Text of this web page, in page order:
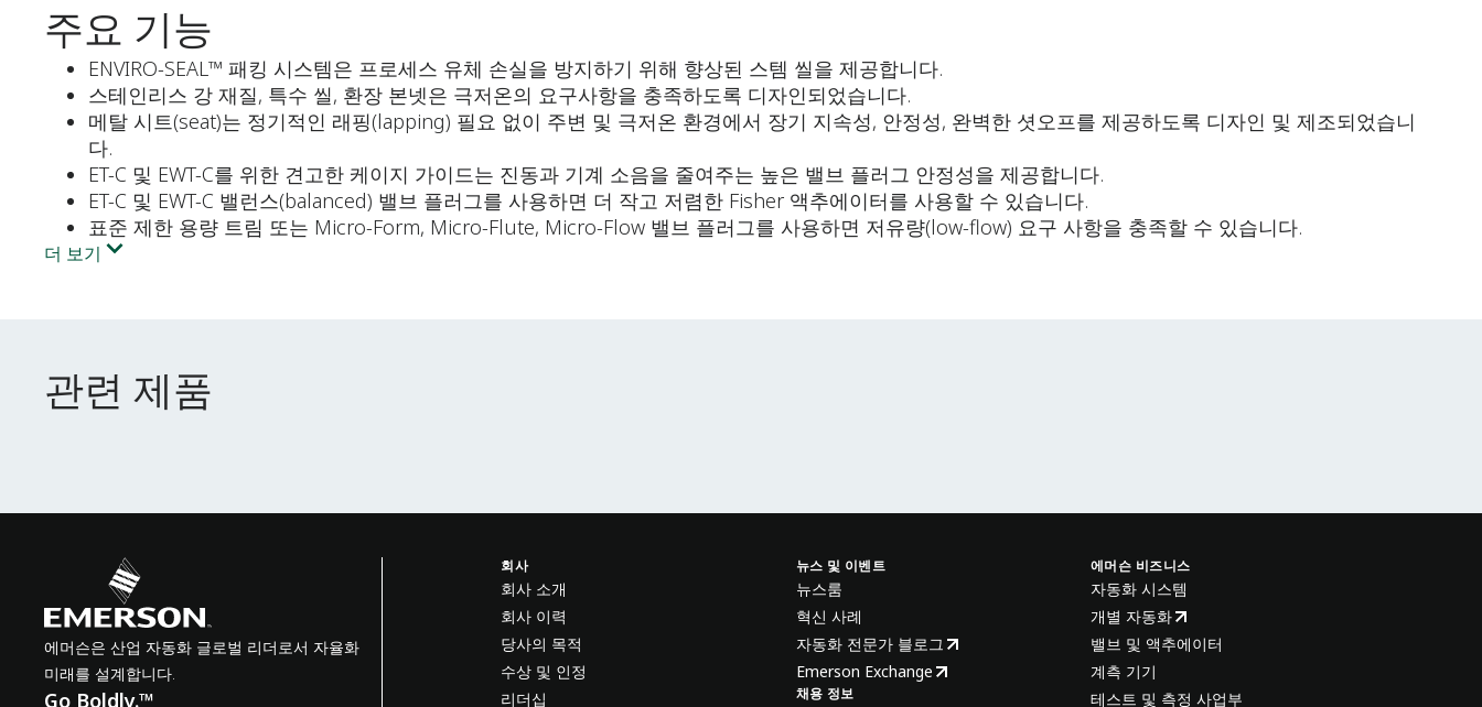
주요 기능
ENVIRO-SEAL™ 패킹 시스템은 프로세스 유체 손실을 방지하기 위해 향상된 스템 씰을 제공합니다.
스테인리스 강 재질, 특수 씰, 환장 본넷은 극저온의 요구사항을 충족하도록 디자인되었습니다.
메탈 시트(seat)는 정기적인 래핑(lapping) 필요 없이 주변 및 극저온 환경에서 장기 지속성, 안정성, 완벽한 셧오프를 제공하도록 디자인 및 제조되었습니
다.
ET-C 및 EWT-C를 위한 견고한 케이지 가이드는 진동과 기계 소음을 줄여주는 높은 밸브 플러그 안정성을 제공합니다.
ET-C 및 EWT-C 밸런스(balanced) 밸브 플러그를 사용하면 더 작고 저렴한 Fisher 액추에이터를 사용할 수 있습니다.
표준 제한 용량 트림 또는 Micro-Form, Micro-Flute, Micro-Flow 밸브 플러그를 사용하면 저유량(low-flow) 요구 사항을 충족할 수 있습니다.
더 보기
관련 제품
관련 제품
에머슨은 산업 자동화 글로벌 리더로서 자율화
미래를 설계합니다.
Go Boldly.™
회사
회사 소개
회사 이력
당사의 목적
수상 및 인정
리더십
뉴스 및 이벤트
뉴스룸
혁신 사례
자동화 전문가 블로그
Emerson Exchange
채용 정보
에머슨 비즈니스
자동화 시스템
개별 자동화
밸브 및 액추에이터
계측 기기
테스트 및 측정 사업부